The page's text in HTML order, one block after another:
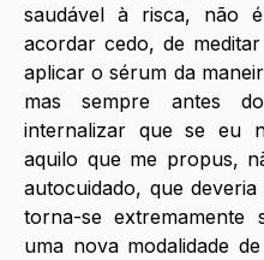
saudável à risca, não
acordar cedo, de
aplicar o sérum da
mas sempre antes
internalizar que se eu
aquilo que me propus,
autocuidado, que
torna-se extremamente
uma nova modalidade